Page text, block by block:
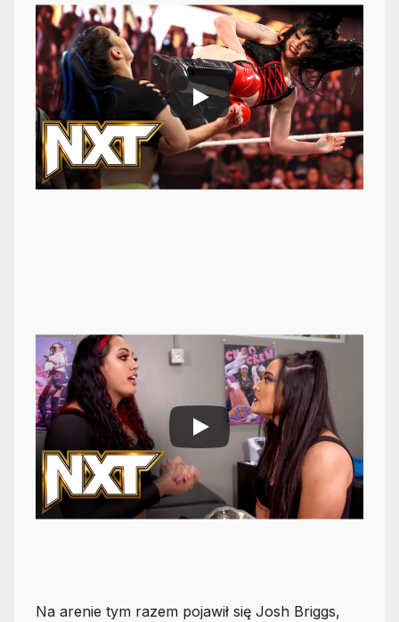
Na arenie tym razem pojawił się Josh Briggs,